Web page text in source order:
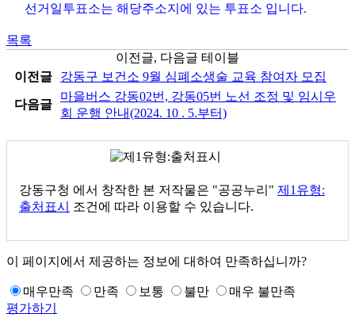
선거일투표소는 해당주소지에 있는 투표소 입니다.
목록
이전글, 다음글 테이블
이전글
강동구 보건소 9월 심폐소생술 교육 참여자 모집
다음글
마을버스 강동02번, 강동05번 노선 조정 및 임시우
회 운행 안내(2024. 10 . 5.부터)
강동구청 에서 창작한 본 저작물은 "공공누리" 제1유형:
출처표시
조건에 따라 이용할 수 있습니다.
이 페이지에서 제공하는 정보에 대하여 만족하십니까?
매우만족 만족 보통 불만
매우 불만족
평가하기